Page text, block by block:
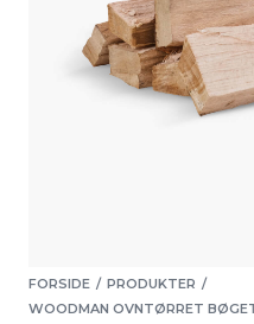
FORSIDE / PRODUKTER /
WOODMAN OVNTØRRET